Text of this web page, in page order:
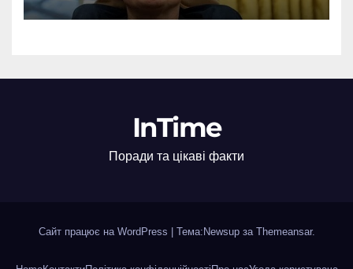
InTime
Поради та цікаві факти
Сайт працює на WordPress | Тема:Newsup за Themeansar.